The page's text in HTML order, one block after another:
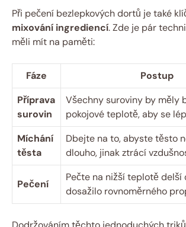
Při ⁤pečení bezlepkových ‌dortů je také
mixování ingrediencí. Zde je ‍pár
měli mít na ⁢paměti:
Fáze
Postup
Příprava
surovin
Všechny suroviny by měly
pokojové‍ teplotě,⁣ aby⁢ se
Míchání
těsta
Dbejte na to,‌ abyste ⁤těsto
dlouho, jinak ztrácí
Pečení
Pečte na nižší teplotě delší
dosažilo​ rovnoměrného